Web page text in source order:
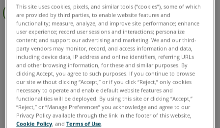
PDFPasos
rápido
Consulte
también
Escáner láser 3D Focus Premium Focus Premium Max
Focus S Focus S Plus
Alemán Chino Coreano Español Francés Inglés
Italiano Japonés Portugués
This site uses cookies, pixels, and similar tools (“cookies”), some of which
are provided by third parties, to enable website features and
functionality; measure, analyze, and improve site performance; enhance
user experience; record user sessions and interactions; personalize
content; and support our advertising and marketing. We and our third-
party vendors may monitor, record, and access information and data,
including device data, IP address and online identifiers, referring URLs
and other browsing information, for these and similar purposes. By
clicking Accept, you agree to such purposes. If you continue to browse
our site without clicking “Accept,” or if you click “Reject,” only cookies
necessary to operate and enable default website features and
functionalities will be deployed. By using this site or clicking “Accept,”
“Reject,” or “Manage Preferences” you acknowledge and agree to our
Privacy Policy available through the link in the footer of this website,
Cookie Policy, andTerms of Use.